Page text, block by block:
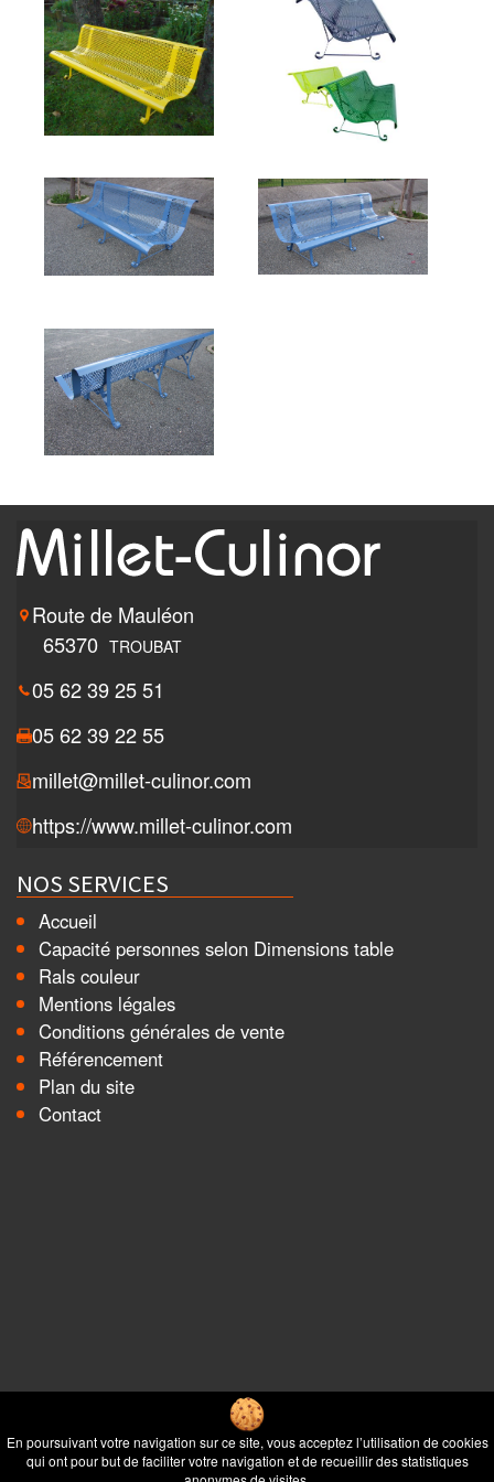
Route de Mauléon
65370 TROUBAT
05 62 39 25 51
05 62 39 22 55
millet@millet-culinor.com
https://www.millet-culinor.com
NOS SERVICES
Accueil
Capacité personnes selon Dimensions table
Rals couleur
Mentions légales
Conditions générales de vente
Référencement
Plan du site
Contact
En poursuivant votre navigation sur ce site, vous acceptez l’utilisation de cookies
qui ont pour but de faciliter votre navigation et de recueillir des statistiques